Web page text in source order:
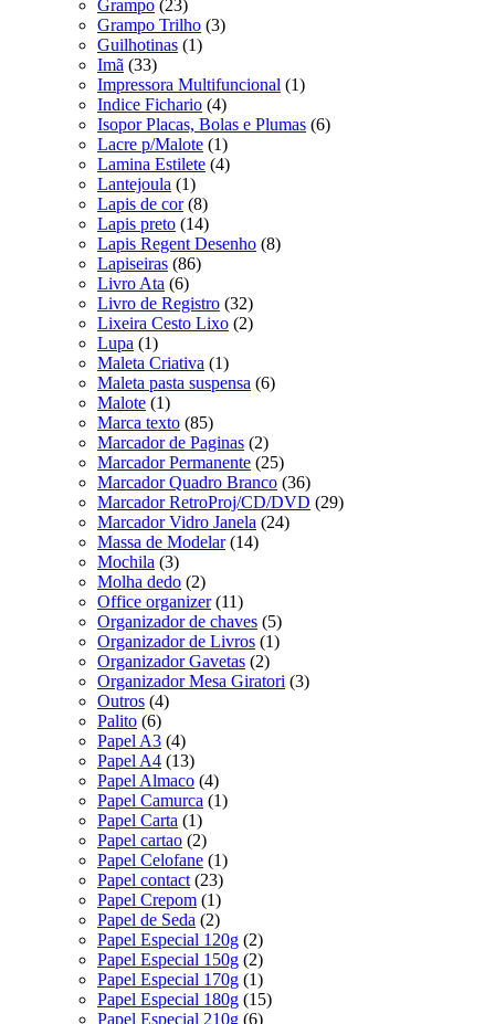
Grampo (23)
Grampo Trilho (3)
Guilhotinas (1)
Imã (33)
Impressora Multifuncional (1)
Indice Fichario (4)
Isopor Placas, Bolas e Plumas (6)
Lacre p/Malote (1)
Lamina Estilete (4)
Lantejoula (1)
Lapis de cor (8)
Lapis preto (14)
Lapis Regent Desenho (8)
Lapiseiras (86)
Livro Ata (6)
Livro de Registro (32)
Lixeira Cesto Lixo (2)
Lupa (1)
Maleta Criativa (1)
Maleta pasta suspensa (6)
Malote (1)
Marca texto (85)
Marcador de Paginas (2)
Marcador Permanente (25)
Marcador Quadro Branco (36)
Marcador RetroProj/CD/DVD (29)
Marcador Vidro Janela (24)
Massa de Modelar (14)
Mochila (3)
Molha dedo (2)
Office organizer (11)
Organizador de chaves (5)
Organizador de Livros (1)
Organizador Gavetas (2)
Organizador Mesa Giratori (3)
Outros (4)
Palito (6)
Papel A3 (4)
Papel A4 (13)
Papel Almaco (4)
Papel Camurca (1)
Papel Carta (1)
Papel cartao (2)
Papel Celofane (1)
Papel contact (23)
Papel Crepom (1)
Papel de Seda (2)
Papel Especial 120g (2)
Papel Especial 150g (2)
Papel Especial 170g (1)
Papel Especial 180g (15)
Papel Especial 210g (6)